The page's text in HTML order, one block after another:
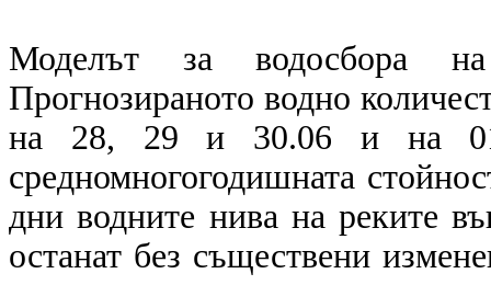
Моделът за водосбора
Прогнозираното водно
на 28, 29 и 30.06 и на
средномногогодишната
дни водните нива на реките
останат без съществени